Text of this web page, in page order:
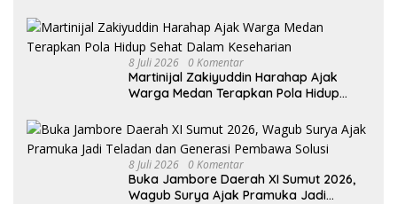
8 Juli 2026 0 Komentar
Martinijal Zakiyuddin Harahap Ajak
Warga Medan Terapkan Pola Hidup
8 Juli 2026 0 Komentar
Buka Jambore Daerah XI Sumut 2026,
Wagub Surya Ajak Pramuka Jadi